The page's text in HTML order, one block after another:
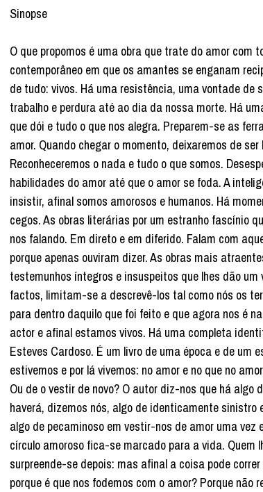
Sinopse
O que propomos é uma obra que trate do amor
contemporâneo em que os amantes se enganam
de tudo: vivos. Há uma resistência, uma vontade de
trabalho e perdura até ao dia da nossa morte. Há
que dói e tudo o que nos alegra. Preparem-se as
amor. Quando chegar o momento, deixaremos de
Reconheceremos o nada e tudo o que somos.
habilidades do amor até que o amor se foda. A
insistir, afinal somos amorosos e humanos. Há
cegos. As obras literárias por um estranho fascínio
nos falando. Em direto e em diferido. Falam com
porque apenas ouviram dizer. As obras mais
testemunhos íntegros e insuspeitos que lhes dão
factos, limitam-se a descrevê-los tal como nós os
para dentro daquilo que foi feito e que agora nos é
actor e afinal estamos vivos. Há uma completa
Esteves Cardoso. É um livro de uma época e de um
estivemos e por lá vivemos: no amor e no que no
Ou de o vestir de novo? O autor diz-nos que há algo
haverá, dizemos nós, algo de identicamente
algo de pecaminoso em vestir-nos de amor uma
círculo amoroso fica-se marcado para a vida. Quem
surpreende-se depois: mas afinal a coisa pode
porque é que nos fodemos com o amor? Porque